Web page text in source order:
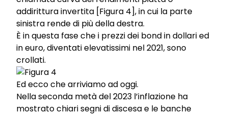
addirittura invertita [Figura 4], in cui la parte
sinistra rende di più della destra.
È in questa fase che i prezzi dei bond in dollari ed
in euro, diventati elevatissimi nel 2021, sono
crollati.
Ed ecco che arriviamo ad oggi.
Nella seconda metà del 2023 l’inflazione ha
mostrato chiari segni di discesa e le banche